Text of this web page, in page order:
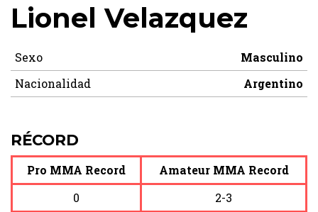
Lionel Velazquez
Sexo
Masculino
Nacionalidad
Argentino
RÉCORD
Pro MMA Record
Amateur MMA Record
0
2-3